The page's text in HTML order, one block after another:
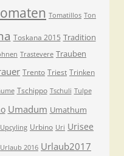
Tomatillos Ton
Toskana 2015 Tradition
Trastevere Trauben
Trento Triest Trinken
Tschippo Tschuli Tulpe
Umadum Umathum
Upcyling Urbino Uri Urisee
Urlaub 2016 Urlaub2017